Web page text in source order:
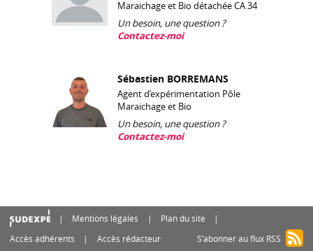
Maraichage et Bio détachée CA 34
Un besoin, une question ?
Contactez-moi
Sébastien BORREMANS
Agent d’expérimentation Pôle
Maraichage et Bio
Un besoin, une question ?
Contactez-moi
Mentions légales
Plan du site
Accès adhérents
Accès rédacteur S’abonner au flux RSS